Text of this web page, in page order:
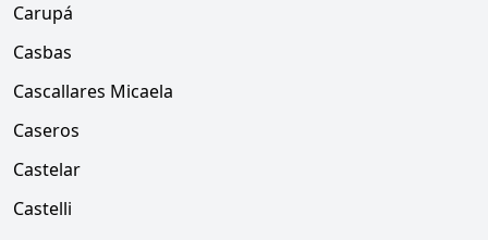
Carupá
Casbas
Cascallares Micaela
Caseros
Castelar
Castelli